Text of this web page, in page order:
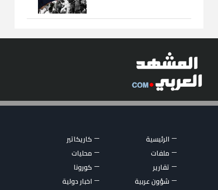
الرئيسية
كاريكاتير
ملفات
محليات
تقارير
كورونا
شؤون عربية
اخبار دولية